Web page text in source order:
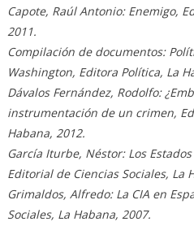
Capote, Raúl Antonio: Enemigo,
2011.
Compilación de documentos:
Washington, Editora Política, La
Dávalos Fernández, Rodolfo:
instrumentación de un crimen,
Habana, 2012.
García Iturbe, Néstor: Los
Editorial de Ciencias Sociales, La
Grimaldos, Alfredo: La CIA en
Sociales, La Habana, 2007.